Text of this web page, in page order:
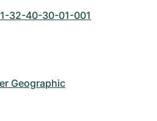
32-40-30-01-001
Geographic